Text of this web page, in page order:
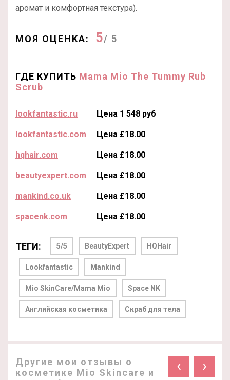
аромат и комфортная текстура).
МОЯ ОЦЕНКА: 5/ 5
ГДЕ КУПИТЬ Mama Mio The Tummy Rub
Scrub
lookfantastic.ru Цена 1 548 руб
lookfantastic.com Цена £18.00
hqhair.com Цена £18.00
beautyexpert.com Цена £18.00
mankind.co.uk Цена £18.00
spacenk.com Цена £18.00
ТЕГИ: 5/5 BeautyExpert HQHair
Lookfantastic Mankind
Mio SkinCare/Mama Mio Space NK
Английская косметика Скраб для тела
Другие мои отзывы о
косметике Mio Skincare и
‹ ›